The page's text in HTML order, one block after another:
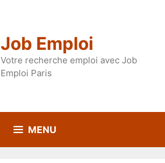
Job Emploi
Votre recherche emploi avec Job
Emploi Paris
MENU